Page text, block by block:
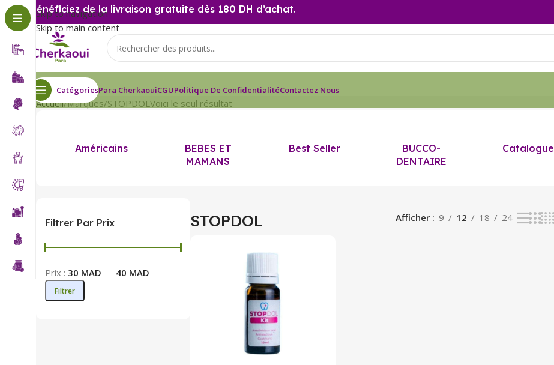
Skip to navigation
Skip to main content
Bénéficiez de la livraison gratuite dès 180 DH d’achat.
CatégoriesPara CherkaouiCGUPolitique De ConfidentialitéContactez Nous
Accueil Marques STOPDOLVoici le seul résultat
Américains
BEBES ET
MAMANS
Best Seller
BUCCO-
DENTAIRE
Catalogue
Filtrer Par Prix
Filtrer
Prix : 30 MAD — 40 MAD
STOPDOL Afficher 9 12 18 24